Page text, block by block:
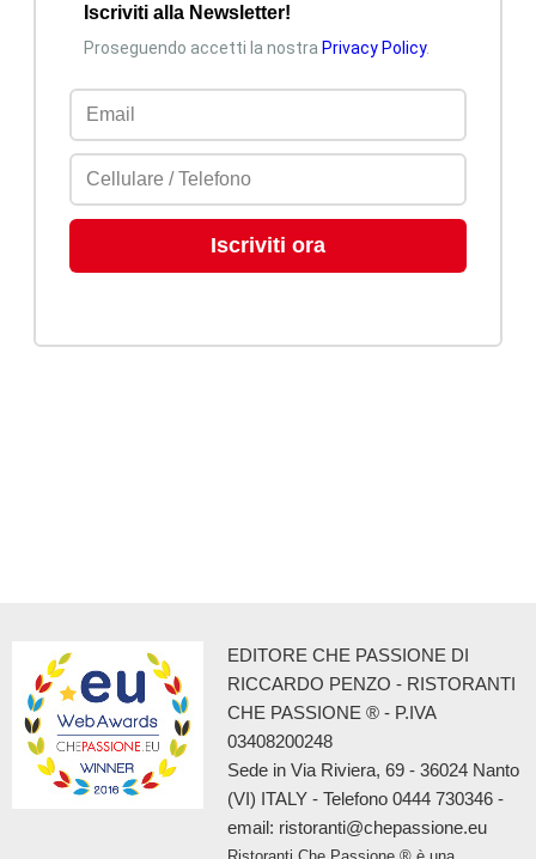
EDITORE CHE PASSIONE DI
RICCARDO PENZO - RISTORANTI
CHE PASSIONE ® - P.IVA
03408200248
Sede in Via Riviera, 69 - 36024 Nanto
(VI) ITALY - Telefono 0444 730346 -
email: ristoranti@chepassione.eu
Ristoranti Che Passione ® è una